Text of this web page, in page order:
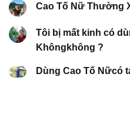
Cao Tố Nữ Thường
Tôi bị mất kinh có
Khôngkhông ?
Dùng Cao Tố Nữcó